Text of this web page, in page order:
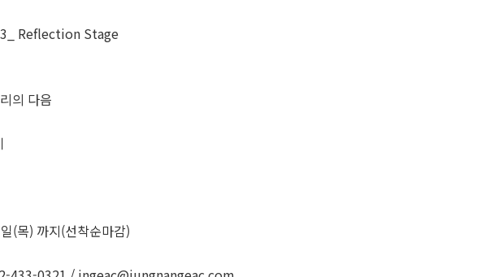
Reflection Stage
의 다음
(목) 까지(선착순마감)